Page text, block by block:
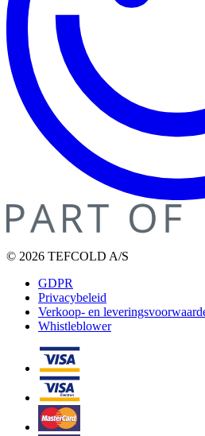
© 2026 TEFCOLD A/S
GDPR
Privacybeleid
Verkoop- en
Whistleblower